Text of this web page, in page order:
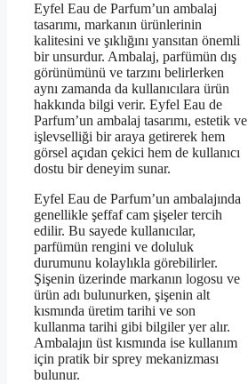
Eyfel Eau de Parfum’un ambalaj
tasarımı, markanın ürünlerinin
kalitesini ve şıklığını yansıtan önemli
bir unsurdur. Ambalaj, parfümün dış
görünümünü ve tarzını belirlerken
aynı zamanda da kullanıcılara ürün
hakkında bilgi verir. Eyfel Eau de
Parfum’un ambalaj tasarımı, estetik ve
işlevselliği bir araya getirerek hem
görsel açıdan çekici hem de kullanıcı
dostu bir deneyim sunar.
Eyfel Eau de Parfum’un ambalajında
genellikle şeffaf cam şişeler tercih
edilir. Bu sayede kullanıcılar,
parfümün rengini ve doluluk
durumunu kolaylıkla görebilirler.
Şişenin üzerinde markanın logosu ve
ürün adı bulunurken, şişenin alt
kısmında üretim tarihi ve son
kullanma tarihi gibi bilgiler yer alır.
Ambalajın üst kısmında ise kullanım
için pratik bir sprey mekanizması
bulunur.